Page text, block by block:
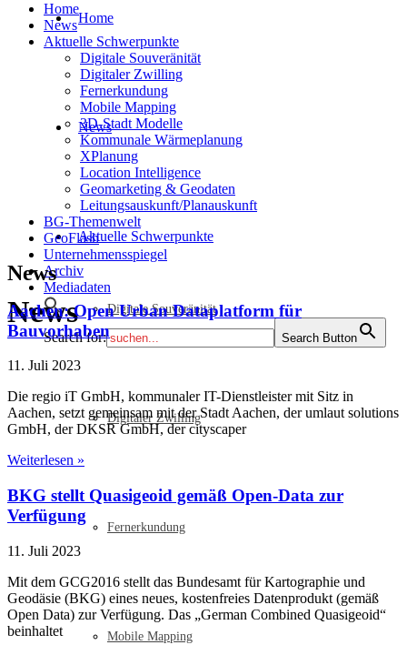
Home
News
Aktuelle Schwerpunkte
Digitale Souveränität
Digitaler Zwilling
Fernerkundung
Mobile Mapping
Home
News
Aktuelle Schwerpunkte
Digitale Souveränität
Digitaler Zwilling
Fernerkundung
Mobile Mapping
3D-Stadt Modelle
Kommunale Wärmeplanung
XPlanung
Location Intelligence
Geomarketing & Geodaten
Leitungsauskunft/Planauskunft
BG-Themenwelt
GeoFlash
Unternehmensspiegel
Archiv
Mediadaten
Search for: Search Button
News
News
Aachen: Open Urban Dataplatform für
Bauvorhaben
11. Juli 2023
Die regio iT GmbH, kommunaler IT-Dienstleister mit Sitz in
Aachen, setzt gemeinsam mit der Stadt Aachen, der umlaut solutions
GmbH, der DKSR GmbH, der cityscaper
Weiterlesen »
BKG stellt Quasigeoid gemäß Open-Data zur
Verfügung
11. Juli 2023
Mit dem GCG2016 stellt das Bundesamt für Kartographie und
Geodäsie (BKG) eines neues, kostenfreies Datenprodukt (gemäß
Open Data) zur Verfügung. Das „German Combined Quasigeoid“
beinhaltet